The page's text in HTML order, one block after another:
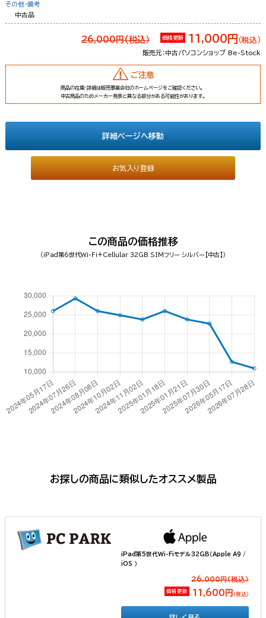
その他・備考
中古品
26,000円(税込） 価格更新 11,000円 （税込）
販売元：中古パソコンショップ Be-Stock
ご注意
商品の在庫・詳細は販売事業会社のホームページをご確認ください。
中古商品のためメーカー発表と異なる部分がある可能性があります。
詳細ページへ移動
お気入り登録
この商品の価格推移
（iPad第6世代Wi-Fi+Cellular 32GB SIMフリー シルバー【中古】）
お探しの商品に類似したオススメ製品
iPad第5世代Wi-Fiモデル32GB（Apple A9 /
iOS ）
26,000円(税込）
価格更新 11,600円 （税込）